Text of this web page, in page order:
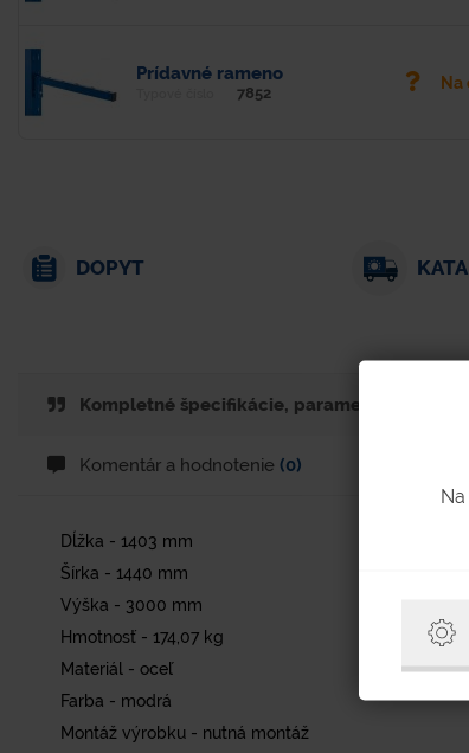
Prídavné rameno
7852
DOPYT
Kompletné špecifikácie, parametre.
Komentár a hodnotenie (0)
Dĺžka - 1403 mm
Šírka - 1440 mm
Výška - 3000 mm
Hmotnosť - 174,07 kg
Materiál - oceľ
Farba - modrá
Montáž výrobku - nutná montáž